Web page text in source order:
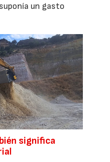
un gasto
significa